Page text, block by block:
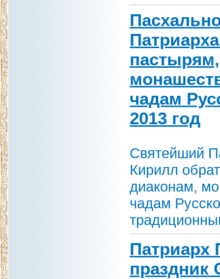
чадам
2013 год
Святейший
Кирилл
диаконам,
чадам
Патриарх
праздник